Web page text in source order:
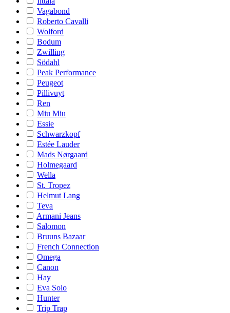
Vagabond
Roberto Cavalli
Wolford
Bodum
Zwilling
Södahl
Peak Performance
Peugeot
Pillivuyt
Ren
Miu Miu
Essie
Schwarzkopf
Estée Lauder
Mads Nørgaard
Holmegaard
Wella
St. Tropez
Helmut Lang
Teva
Armani Jeans
Salomon
Bruuns Bazaar
French Connection
Omega
Canon
Hay
Eva Solo
Hunter
Trip Trap